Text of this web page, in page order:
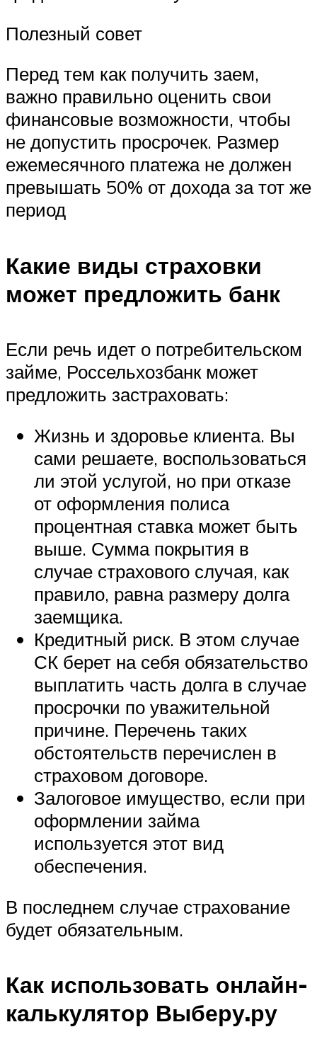
Полезный совет
Перед тем как получить заем,
важно правильно оценить свои
финансовые возможности, чтобы
не допустить просрочек. Размер
ежемесячного платежа не должен
превышать 50% от дохода за тот же
период
Какие виды страховки
может предложить банк
Если речь идет о потребительском
займе, Россельхозбанк может
предложить застраховать:
Жизнь и здоровье клиента. Вы
сами решаете, воспользоваться
ли этой услугой, но при отказе
от оформления полиса
процентная ставка может быть
выше. Сумма покрытия в
случае страхового случая, как
правило, равна размеру долга
заемщика.
Кредитный риск. В этом случае
СК берет на себя обязательство
выплатить часть долга в случае
просрочки по уважительной
причине. Перечень таких
обстоятельств перечислен в
страховом договоре.
Залоговое имущество, если при
оформлении займа
используется этот вид
обеспечения.
В последнем случае страхование
будет обязательным.
Как использовать онлайн-
калькулятор Выберу.ру